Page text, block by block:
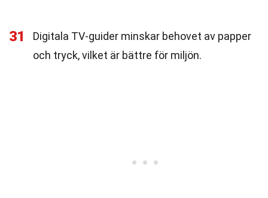
31
Digitala TV-guider minskar behovet av papper
och tryck, vilket är bättre för miljön.